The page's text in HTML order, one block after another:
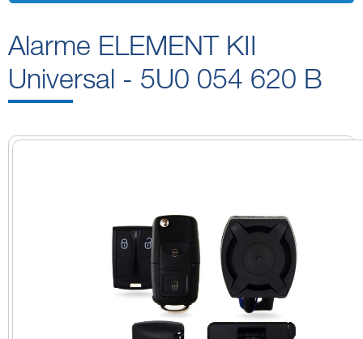
Alarme ELEMENT KII
Universal - 5U0 054 620 B